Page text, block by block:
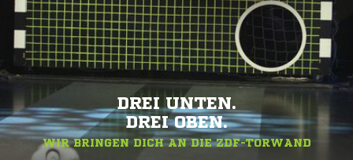
DREI UNTEN.
DREI OBEN.
WIR BRINGEN DICH AN DIE ZDF-TORWAND